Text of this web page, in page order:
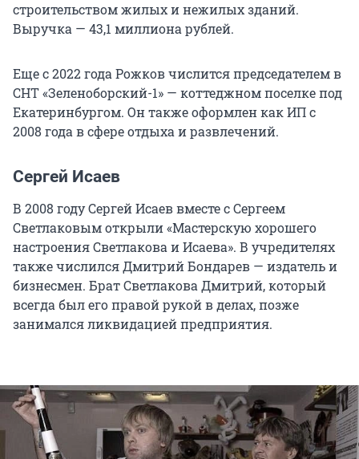
строительством жилых и нежилых зданий.
Выручка — 43,1 миллионарублей.
Еще с 2022 года Рожков числится председателем в
СНТ «Зеленоборский-1» — коттеджном поселке под
Екатеринбургом. Он также оформлен как ИП с
2008 года в сфере отдыха и развлечений.
Сергей Исаев
В 2008 году Сергей Исаев вместе с Сергеем
Светлаковым открыли «Мастерскую хорошего
настроения Светлакова и Исаева». В учредителях
также числился Дмитрий Бондарев — издатель и
бизнесмен. Брат Светлакова Дмитрий, который
всегда был его правой рукой в делах, позже
занимался ликвидацией предприятия.